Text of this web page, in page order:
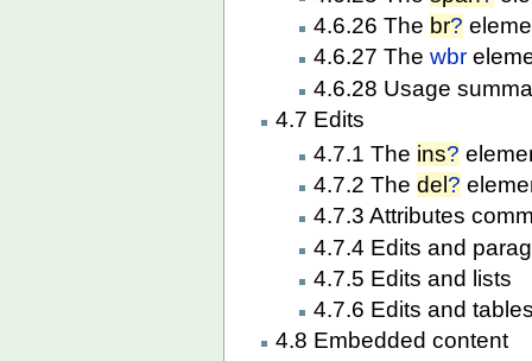
4.6.26 The br?
4.6.27 Thewbr
4.6.28 Usage
4.7 Edits
4.7.1 The ins?
4.7.2 Thedel ?
4.7.3 Attributes
4.7.4 Edits and
4.7.5 Edits and lists
4.7.6 Edits and
4.8 Embedded content